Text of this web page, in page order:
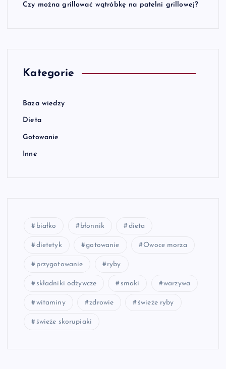
Czy można grillować wątróbkę na patelni grillowej?
Kategorie
Baza wiedzy
Dieta
Gotowanie
Inne
białko błonnik dieta
dietetyk gotowanie Owoce morza
przygotowanie ryby
składniki odżywcze smaki warzywa
witaminy zdrowie świeże ryby
świeże skorupiaki